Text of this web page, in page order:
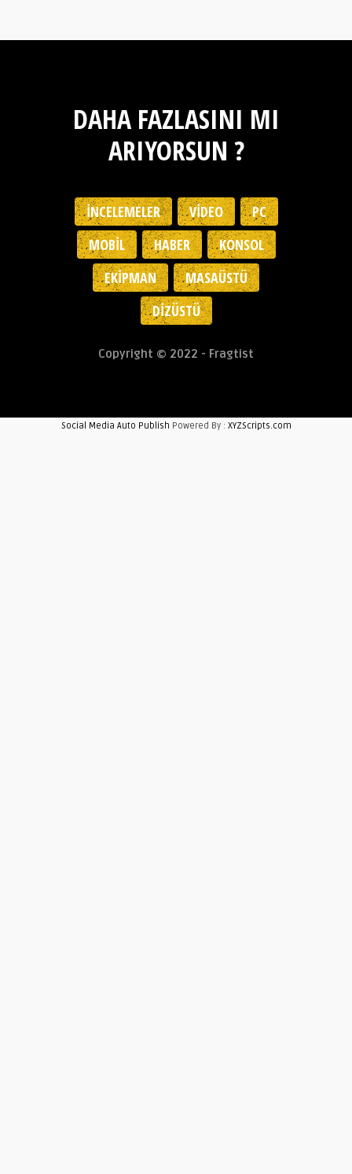
DAHA FAZLASINI MI
ARIYORSUN ?
İNCELEMELER VIDEO
PC
MOBIL
HABER
KONSOL
EKIPMAN
MASAÜSTÜ
DIZÜSTÜ
Copyright © 2022 - Fragtist
Social Media Auto Publish Powered By : XYZScripts.com